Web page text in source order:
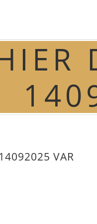
VAR